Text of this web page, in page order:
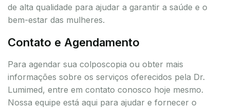
de alta qualidade para ajudar a garantir a saúde e o
bem-estar das mulheres.
Contato e Agendamento
Para agendar sua colposcopia ou obter mais
informações sobre os serviços oferecidos pela Dr.
Lumimed, entre em contato conosco hoje mesmo.
Nossa equipe está aqui para ajudar e fornecer o